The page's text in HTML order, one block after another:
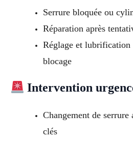
Serrure bloquée ou
Réparation après
Réglage et
blocage
Intervention
Changement de
clés